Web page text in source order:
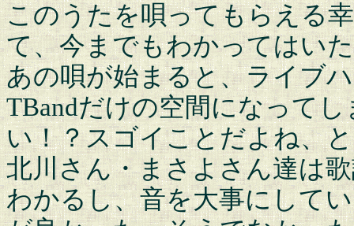
このうたを唄ってもらえる
て、今までもわかってはい
あの唄が始まると、ライブ
TBandだけの空間になって
い！？スゴイことだよね、
北川さん・まさよさん達は
わかるし、音を大事にして